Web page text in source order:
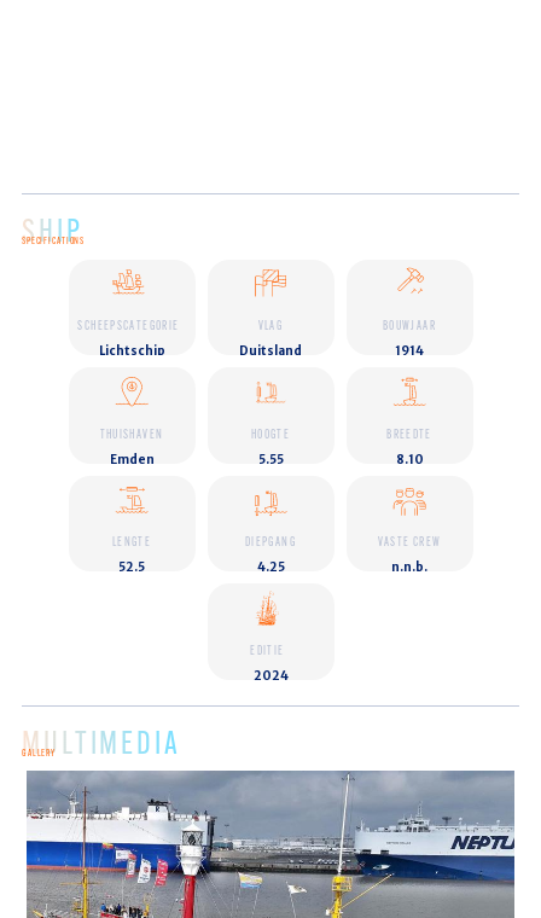
SHIP
SPECIFICATIONS
SCHEEPSCATEGORIE
Lichtschip
VLAG
Duitsland
BOUWJAAR
1914
THUISHAVEN
Emden
HOOGTE
5.55
BREEDTE
8.10
LENGTE
52.5
DIEPGANG
4.25
VASTE CREW
n.n.b.
EDITIE
2024
MULTIMEDIA
GALLERY